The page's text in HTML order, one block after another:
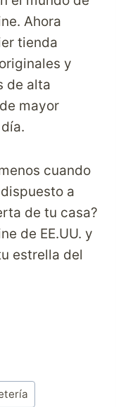
Ahora
tienda
y
de alta
mayor
cuando
a
de tu casa?
de EE.UU. y
estrella del